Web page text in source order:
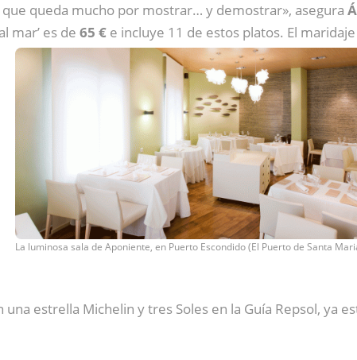
queda mucho por mostrar… y demostrar», asegura
mar’ es de 65 € e incluye 11 de estos platos. El
La luminosa sala de Aponiente, en Puerto Escondido (El Puerto de Santa
una estrella Michelin y tres Soles en la Guía Repsol, ya